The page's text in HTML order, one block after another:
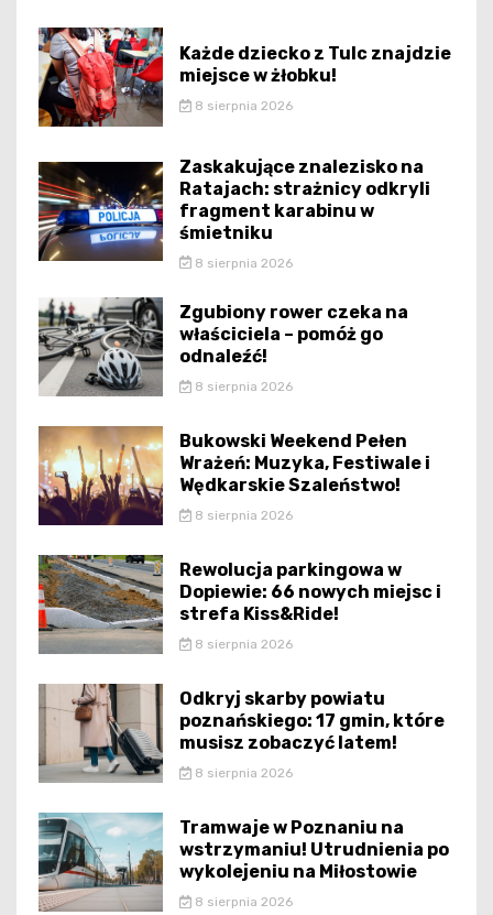
Każde dziecko z Tulc znajdzie
miejsce w żłobku!
8 sierpnia 2026
Zaskakujące znalezisko na
Ratajach: strażnicy odkryli
fragment karabinu w
śmietniku
8 sierpnia 2026
Zgubiony rower czeka na
właściciela – pomóż go
odnaleźć!
8 sierpnia 2026
Bukowski Weekend Pełen
Wrażeń: Muzyka, Festiwale i
Wędkarskie Szaleństwo!
8 sierpnia 2026
Rewolucja parkingowa w
Dopiewie: 66 nowych miejsc i
strefa Kiss&Ride!
8 sierpnia 2026
Odkryj skarby powiatu
poznańskiego: 17 gmin, które
musisz zobaczyć latem!
8 sierpnia 2026
Tramwaje w Poznaniu na
wstrzymaniu! Utrudnienia po
wykolejeniu na Miłostowie
8 sierpnia 2026